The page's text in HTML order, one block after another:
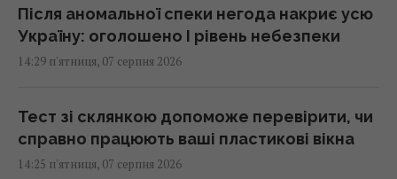
Після аномальної спеки негода накриє усю
Україну: оголошено І рівень небезпеки
14:29 п'ятниця, 07 серпня 2026
Тест зі склянкою допоможе перевірити, чи
справно працюють ваші пластикові вікна
14:25 п'ятниця, 07 серпня 2026